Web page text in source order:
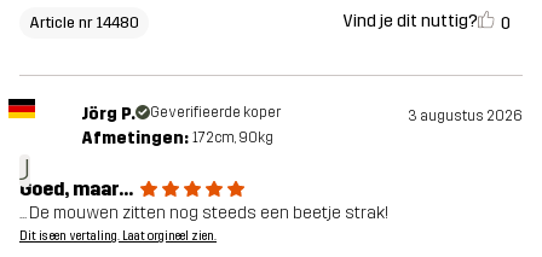
Article nr 14480 Vind je dit nuttig? 0
J
Jörg P. Geverifieerde koper 3 augustus 2026
Afmetingen: 172cm, 90kg
Goed, maar...
... De mouwen zitten nog steeds een beetje strak!
Dit is een vertaling. Laat orgineel zien.